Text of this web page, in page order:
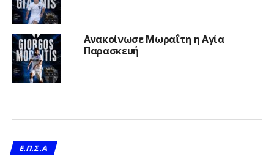
Ανακοίνωσε Μωραΐτη η Αγία
Παρασκευή
Ε.Π.Σ.Α